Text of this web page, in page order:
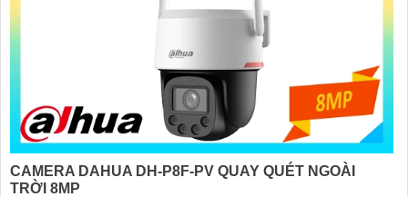
CAMERA DAHUA DH-P8F-PV QUAY QUÉT NGOÀI
TRỜI 8MP